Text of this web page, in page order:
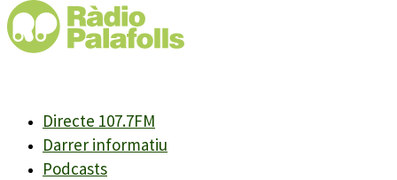
Directe 107.7FM
Darrer informatiu
Podcasts